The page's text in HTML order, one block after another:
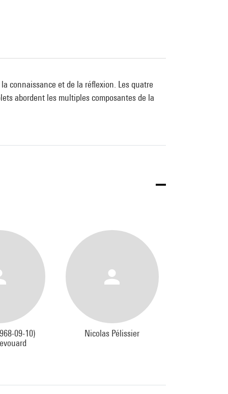
connaissance et de la réflexion. Les quatre
abordent les multiples composantes de la
09-10)
Nicolas Pélissier